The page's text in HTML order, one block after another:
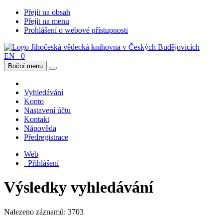
Přejít na obsah
Přejít na menu
Prohlášení o webové přístupnosti
EN 0
Boční menu
Vyhledávání
Konto
Nastavení účtu
Kontakt
Nápověda
Předregistrace
Web
Přihlášení
Výsledky vyhledávání
Nalezeno záznamů: 3703